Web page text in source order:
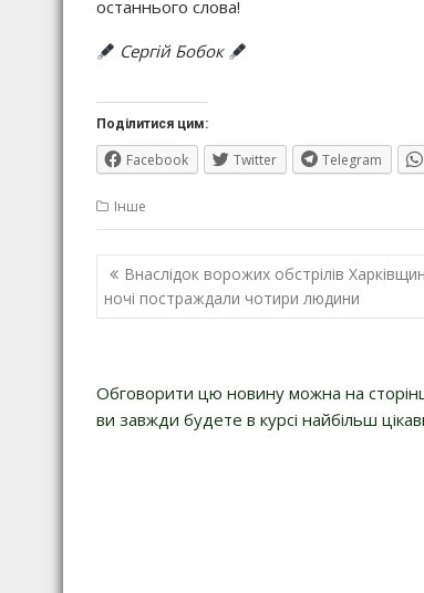
останнього слова!
Сергій Бобок
Поділитися цим:
Facebook Twitter Telegram
Інше
Навігація
записів
Внаслідок ворожих обстрілів
ночі постраждали чотири людини
Обговорити цю новину можна на
ви завжди будете в курсі найбільш